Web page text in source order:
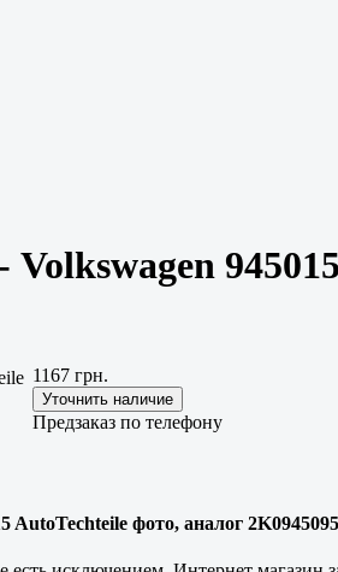
945015
1167 грн.
Предзаказ по телефону
AutoTechteile фото, аналог